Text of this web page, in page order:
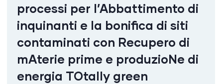
processi per l’Abbattimento di
inquinanti e la bonifica di siti
contaminati con Recupero di
mAterie prime e produzioNe di
energia TOtally green